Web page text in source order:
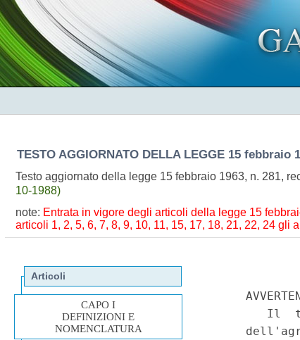
TESTO AGGIORNATO DELLA LEGGE 15 febbraio
Testo aggiornato della legge 15 febbraio 1963, n. 281,
10-1988)
note: Entrata in vigore degli articoli della legge 15
articoli 1, 2, 5, 6, 7, 8, 9, 10, 11, 15, 17, 18, 21, 22, 24